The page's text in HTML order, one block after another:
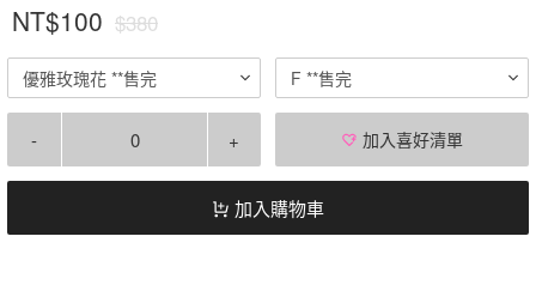
NT$100 $380
優雅玫瑰花 **售完 F **售完
- + 加入喜好清單
加入購物車